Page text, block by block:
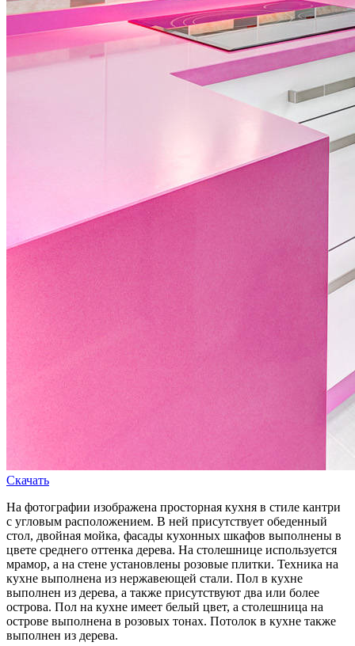
Скачать
На фотографии изображена просторная кухня в стиле кантри
с угловым расположением. В ней присутствует обеденный
стол, двойная мойка, фасады кухонных шкафов выполнены в
цвете среднего оттенка дерева. На столешнице используется
мрамор, а на стене установлены розовые плитки. Техника на
кухне выполнена из нержавеющей стали. Пол в кухне
выполнен из дерева, а также присутствуют два или более
острова. Пол на кухне имеет белый цвет, а столешница на
острове выполнена в розовых тонах. Потолок в кухне также
выполнен из дерева.